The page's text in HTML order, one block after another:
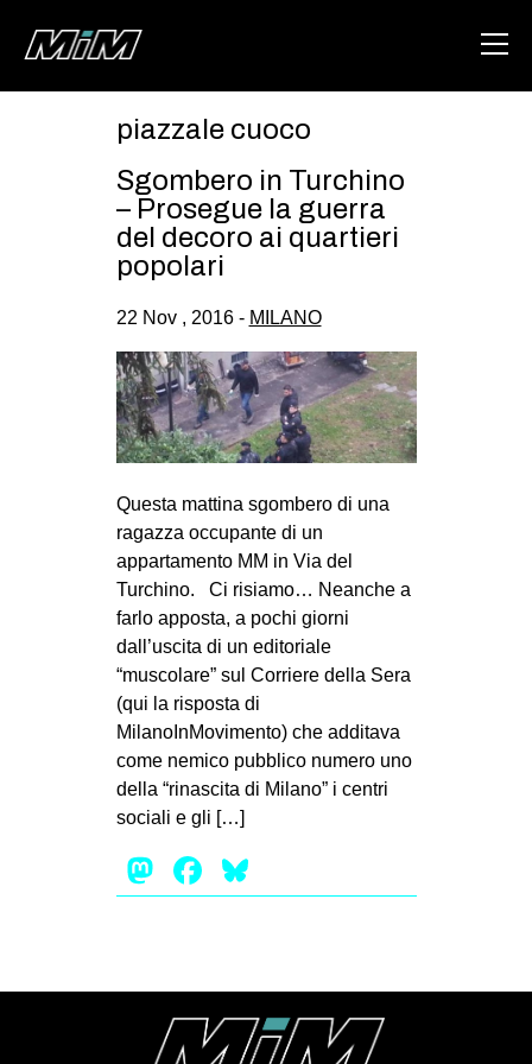
ABOUT
CSOA LAMBRETTA
MSM
STUDENTI TSUNAMI
ZAM
MILANO
MOBILITAZIONI
SPAZI
SPORT POPOLARE
MOVIMENTI
AMBIENTE
ANTIFASCISMO
GENERI
STUDENTI
piazzale cuoco
Sgombero in Turchino
– Prosegue la guerra
del decoro ai quartieri
popolari
22 Nov , 2016 - MILANO
Questa mattina sgombero di una
ragazza occupante di un
appartamento MM in Via del
Turchino. Ci risiamo… Neanche a
farlo apposta, a pochi giorni
dall’uscita di un editoriale
“muscolare” sul Corriere della Sera
(qui la risposta di
MilanoInMovimento) che additava
come nemico pubblico numero uno
della “rinascita di Milano” i centri
sociali e gli […]
Mastodon
Facebook